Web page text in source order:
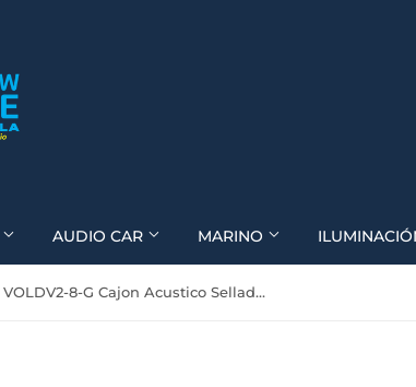
AUDIO CAR MARINO
VOLDV2-8-G Cajon Acustico Sellado 2 de 8" y Tweeters Con Frente Vinil Gris